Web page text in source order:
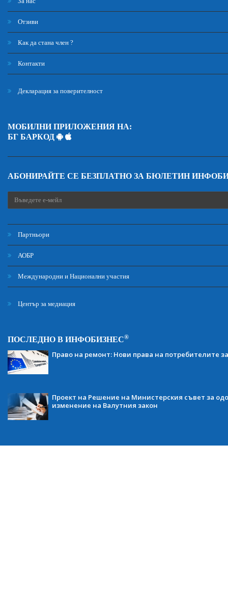
Отзиви
Как да стана член ?
Контакти
Декларация за поверителност
МОБИЛНИ ПРИЛОЖЕНИЯ НА:
БГ БАРКОД
АБОНИРАЙТЕ СЕ БЕЗПЛАТНО ЗА БЮЛЕТИН
Партньори
АОБР
Международни и Национални участия
Център за медиация
ПОСЛЕДНО В ИНФОБИЗНЕС®
Право на ремонт: Нови права на потребителите
Проект на Решение на Министерския съвет за
изменение на Валутния закон